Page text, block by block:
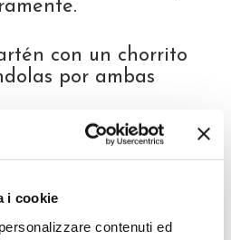
i cookie
contenuti ed
con un chorrito
por ambas
en rodajas,